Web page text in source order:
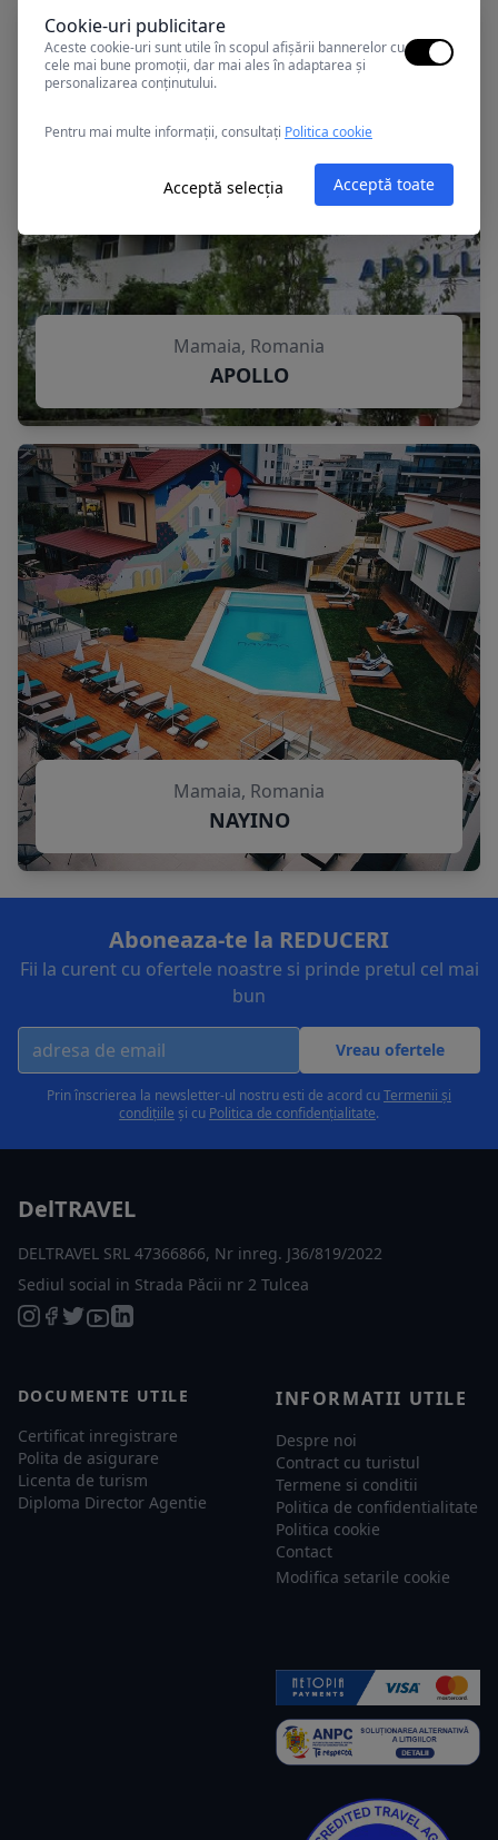
Mamaia, Romania
APOLLO
Mamaia, Romania
NAYINO
Aboneaza-te la REDUCERI
Fii la curent cu ofertele noastre si prinde pretul cel mai
bun
Vreau ofertele
Prin înscrierea la newsletter-ul nostru esti de acord cuTermenii și
condițiile și cu Politica de confidențialitate.
DelTRAVEL
DELTRAVEL SRL 47366866, Nr inreg. J36/819/2022
Sediul social in Strada Păcii nr 2 Tulcea
DOCUMENTE UTILE
Certificat inregistrare
Polita de asigurare
Licenta de turism
Diploma Director Agentie
INFORMATII UTILE
Despre noi
Contract cu turistul
Termene si conditii
Politica de confidentialitate
Politica cookie
Contact
Modifica setarile cookie
Cookie-uri publicitare
Aceste cookie-uri sunt utile în scopul afișării bannerelor cu
cele mai bune promoții, dar mai ales în adaptarea și
personalizarea conținutului.
Pentru mai multe informații, consultați Politica cookie
Acceptă selecția Acceptă toate